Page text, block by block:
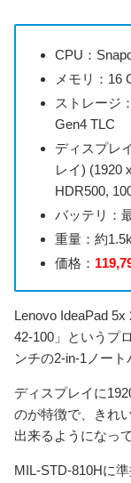
CPU：
メモリ：16
ストレージ
Gen4 TLC
ディスプレ
レイ) (1920
HDR500,
バッテリ：
重量：約
価格：
Lenovo IdeaPad
42-100」というプ
ンチの2-in-1ノート
ディスプレイに
のが特徴で、きれ
出来るようになっ
MIL-STD-810Hに